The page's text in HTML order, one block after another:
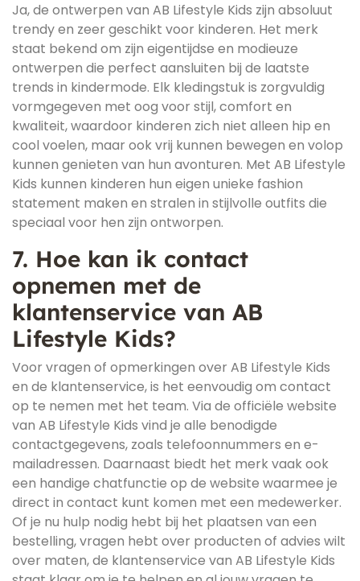
Ja, de ontwerpen van AB Lifestyle Kids zijn absoluut
trendy en zeer geschikt voor kinderen. Het merk
staat bekend om zijn eigentijdse en modieuze
ontwerpen die perfect aansluiten bij de laatste
trends in kindermode. Elk kledingstuk is zorgvuldig
vormgegeven met oog voor stijl, comfort en
kwaliteit, waardoor kinderen zich niet alleen hip en
cool voelen, maar ook vrij kunnen bewegen en volop
kunnen genieten van hun avonturen. Met AB Lifestyle
Kids kunnen kinderen hun eigen unieke fashion
statement maken en stralen in stijlvolle outfits die
speciaal voor hen zijn ontworpen.
7. Hoe kan ik contact
opnemen met de
klantenservice van AB
Lifestyle Kids?
Voor vragen of opmerkingen over AB Lifestyle Kids
en de klantenservice, is het eenvoudig om contact
op te nemen met het team. Via de officiële website
van AB Lifestyle Kids vind je alle benodigde
contactgegevens, zoals telefoonnummers en e-
mailadressen. Daarnaast biedt het merk vaak ook
een handige chatfunctie op de website waarmee je
direct in contact kunt komen met een medewerker.
Of je nu hulp nodig hebt bij het plaatsen van een
bestelling, vragen hebt over producten of advies wilt
over maten, de klantenservice van AB Lifestyle Kids